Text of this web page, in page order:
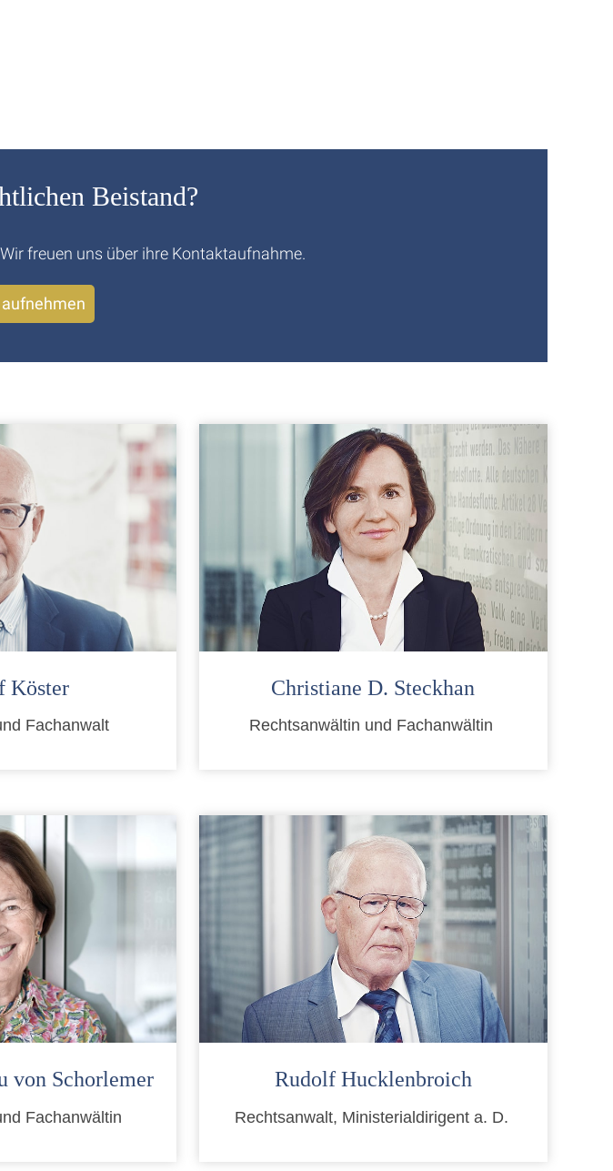
Beistand?
freuen uns über ihre Kontaktaufnahme.
Köster
Fachanwalt
Christiane D. Steckhan
Rechtsanwältin und Fachanwältin
von Schorlemer
Fachanwältin
Rudolf Hucklenbroich
Rechtsanwalt, Ministerialdirigent a. D.